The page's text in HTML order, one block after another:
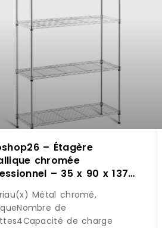
– Étagère
chromée
– 35 x 90 x 137
120 kg 14_0001534 –
3000187158980
Métal chromé,
de
de charge